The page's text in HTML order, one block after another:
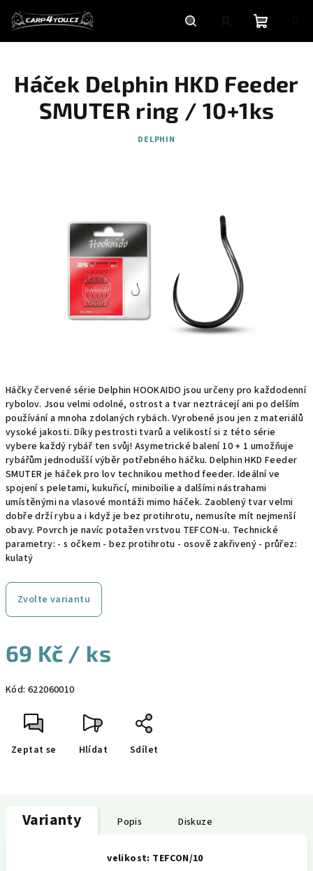
obsah
HledatPřihlášeníNákupní
košík
Háčky červené série Delphin HOOKAIDO jsou určeny pro každodenní
rybolov. Jsou velmi odolné, ostrost a tvar neztrácejí ani po delším
používání a mnoha zdolaných rybách. Vyrobené jsou jen z materiálů
vysoké jakosti. Díky pestrosti tvarů a velikostí si z této série
vybere každý rybář ten svůj! Asymetrické balení 10 + 1 umožňuje
rybářům jednodušší výběr potřebného háčku. Delphin HKD Feeder
SMUTER je háček pro lov technikou method feeder. Ideální ve
spojení s peletami, kukuřicí, miniboilie a dalšími nástrahami
umístěnými na vlasové montáži mimo háček. Zaoblený tvar velmi
dobře drží rybu a i když je bez protihrotu, nemusíte mít nejmenší
obavy. Povrch je navíc potažen vrstvou TEFCON-u. Technické
parametry: - s očkem - bez protihrotu - osově zakřivený - průřez:
kulatý
Zvolte variantu
69 Kč / ks
cena:
Kód: 622060010
Zeptat se Hlídat Sdílet
Háček Delphin HKD Feeder
SMUTER ring / 10+1ks
DELPHIN
Varianty Popis Diskuze
velikost: TEFCON/10